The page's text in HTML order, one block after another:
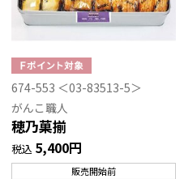
674-553 ＜03-83513-5＞
がんこ職人
穂乃菓揃
税込 5,400円
販売開始前